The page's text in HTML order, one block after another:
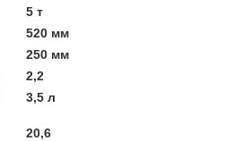
5 т
520 мм
250 мм
2,2
3,5 л
20,6